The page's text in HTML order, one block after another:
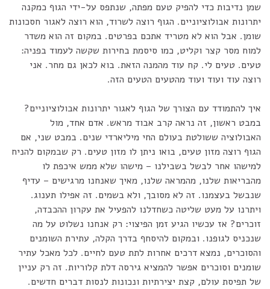
שמן נדיבות כדי להפיק טעם מפתה, שנתפס על-ידי הגוף כמקנה
יתרונות אבולוציוניים. הגוף רוצה לשרוד, הוא רוצה לאגור חסכונות
שומן. אבל הוא לא מטריד אתכם בפרטים. במקום זה הוא משדר
למוח מסר קצר וקליט, כמו סיסמת בחירות שקשה לעמוד בפניה:
טעים. טעים לי. קח עוד מהמנה הזאת. בוא לכאן גם מחר. אני
רוצה עוד ועוד ועוד מהטעים הטעים הזה.
איך להתמודד עם הצורך של הגוף לאגור יתרונות אבולוציוניים?
במבט ראשון, זה נראה קרב אבוד מראש. אדם אחד, מול
האבולוציה ששולטת בעולם החי מיליארדי שנים. במבט שני, אם
הגוף רוצה מזון טעים, בואו ניתן לו מזון טעים. רק שבמקום להניח
למישהו אחר לבשל בשבילנו – מישהו שלא ממש איכפת לו
מהבריאות שלנו, מהמראה שלנו, מאיך שאנחנו מרגישים – עדיף
שנבשל בעצמנו. זה לא מסובך, ולא בשמים. זה אפילו תענוג.
ויתרנו על מעט שליטה כשחדלנו להפעיל את עקרון ההכבדה,
זוכרים? אז עכשיו הגיע זמן הפיצוי: רק אנחנו נשלוט על מה
שנכניס לגופנו. ובמקום להיסחף בדרך הקלה, עתירת השומנים
והסוכרים, נמצא דרכים אחרות לתת טעם לחיים. לכל מאכל עתיר
שומנים וסוכרים אפשר להמציא גירסה דלת קלוריות. זה רק עניין
של תפיסת עולם, קצת יצירתיות ונכונות לנסות דברים חדשים.